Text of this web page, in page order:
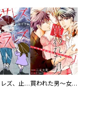
満タサレズ、止メラレズ 買われた男～女性限定快感セラピスト～【描き下ろしおまけ付き特装版】